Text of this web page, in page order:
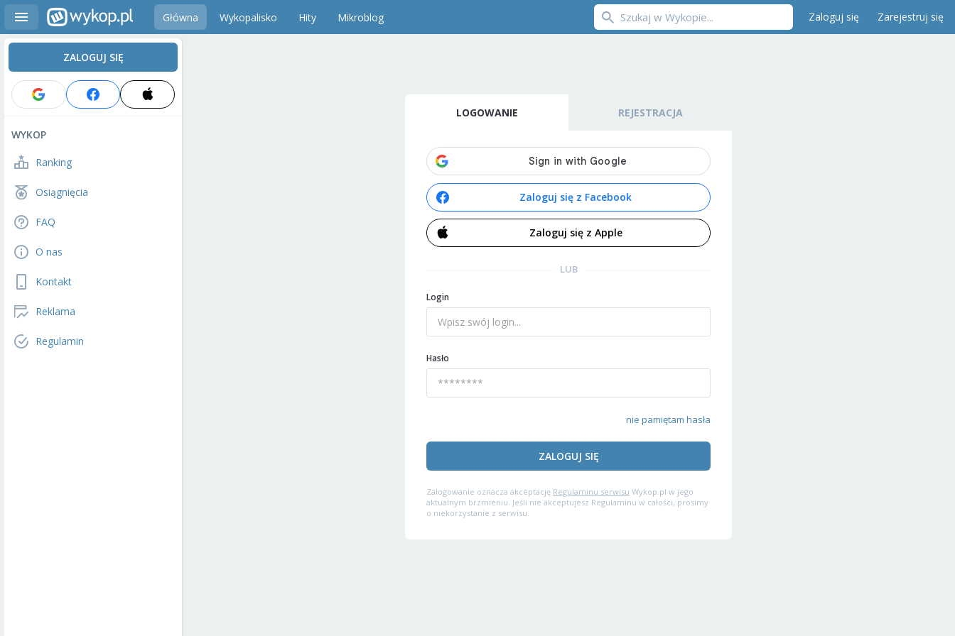
Główna Wykopalisko Hity Mikroblog Zaloguj się Zarejestruj się
ZALOGUJ SIĘ
WYKOP
Ranking
Osiągnięcia
FAQ
O nas
Kontakt
Reklama
Regulamin
LOGOWANIE REJESTRACJA
Zaloguj się z Facebook
Zaloguj się z Apple
LUB
Login
Hasło
nie pamiętam hasła
ZALOGUJ SIĘ
Zalogowanie oznacza akceptację Regulaminu serwisu Wykop.pl w jego
aktualnym brzmieniu. Jeśli nie akceptujesz Regulaminu w całości, prosimy
o niekorzystanie z serwisu.